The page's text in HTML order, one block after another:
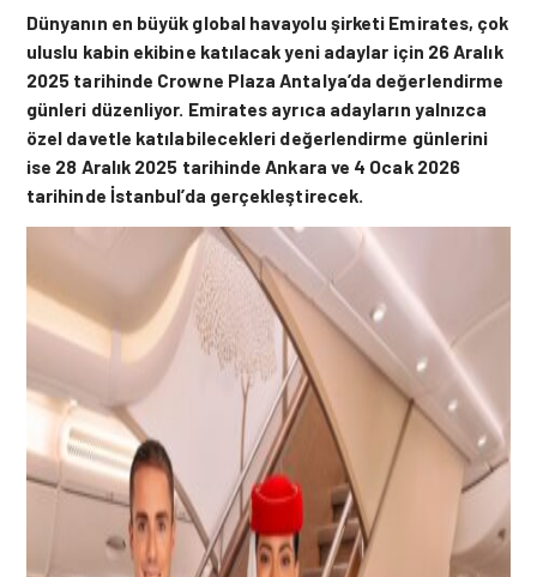
Dünyanın en büyük global havayolu şirketi Emirates, çok
uluslu kabin ekibine katılacak yeni adaylar için 26 Aralık
2025 tarihinde Crowne Plaza Antalya’da değerlendirme
günleri düzenliyor. Emirates ayrıca adayların yalnızca
özel davetle katılabilecekleri değerlendirme günlerini
ise 28 Aralık 2025 tarihinde Ankara ve 4 Ocak 2026
tarihinde İstanbul’da gerçekleştirecek.